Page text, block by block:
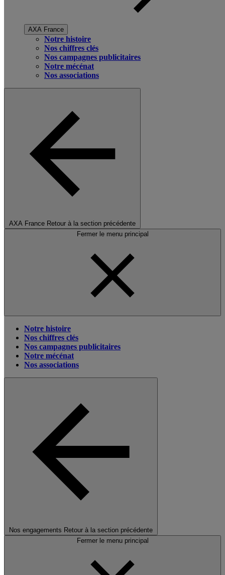
AXA France
Notre histoire
Nos chiffres clés
Nos campagnes publicitaires
Notre mécénat
Nos associations
AXA France Retour à la section précédente
Fermer le menu principal
Notre histoire
Nos chiffres clés
Nos campagnes publicitaires
Notre mécénat
Nos associations
Nos engagements Retour à la section précédente
Fermer le menu principal